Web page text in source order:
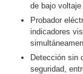
/ Eyeball /
Turret
y
Motorizado
de bajo voltaje
Probador
indicadores
Detección sin
seguridad,